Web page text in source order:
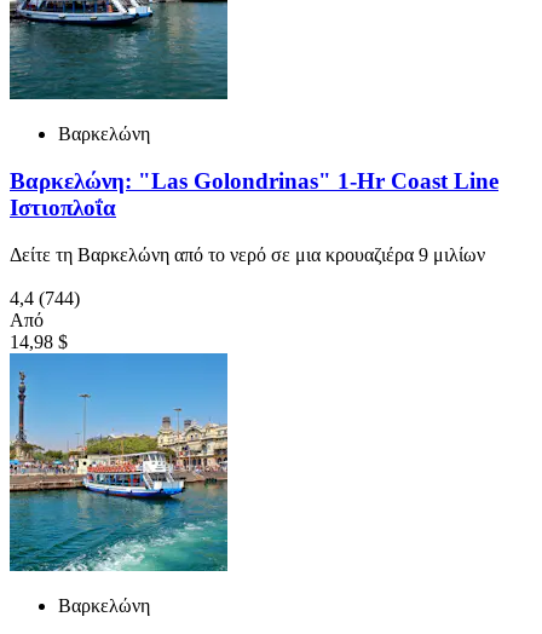
Βαρκελώνη
Βαρκελώνη: "Las Golondrinas" 1-Hr Coast Line
Ιστιοπλοΐα
Δείτε τη Βαρκελώνη από το νερό σε μια κρουαζιέρα 9 μιλίων
4,4 (744)
Από
14,98 $
Βαρκελώνη